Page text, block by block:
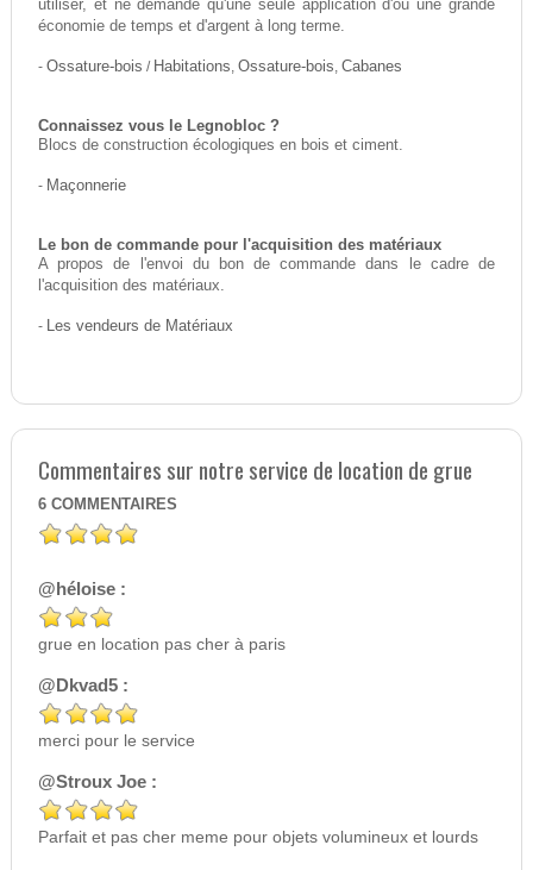
utiliser, et ne demande qu'une seule application d'où une grande
économie de temps et d'argent à long terme.
- Ossature-bois / Habitations, Ossature-bois, Cabanes
Connaissez vous le Legnobloc ?
Blocs de construction écologiques en bois et ciment.
- Maçonnerie
Le bon de commande pour l'acquisition des matériaux
A propos de l'envoi du bon de commande dans le cadre de
l'acquisition des matériaux.
- Les vendeurs de Matériaux
Commentaires sur notre service de location de grue
6 COMMENTAIRES
@héloise :
grue en location pas cher à paris
@Dkvad5 :
merci pour le service
@Stroux Joe :
Parfait et pas cher meme pour objets volumineux et lourds